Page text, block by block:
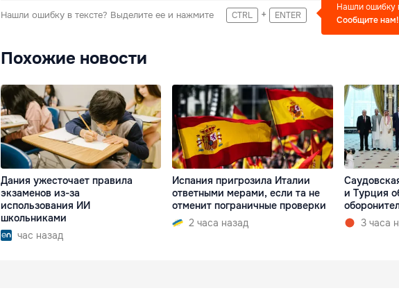
Нашли ошибку в тексте? Выделите ее и нажмите CTRL + ENTER
Нашли ошибку
Сообщите нам!
Похожие новости
Дания ужесточает правила
экзаменов из-за
использования ИИ
школьниками
час назад
Испания пригрозила Италии
ответными мерами, если та не
отменит пограничные проверки
2 часа назад
и Турция
3 часа